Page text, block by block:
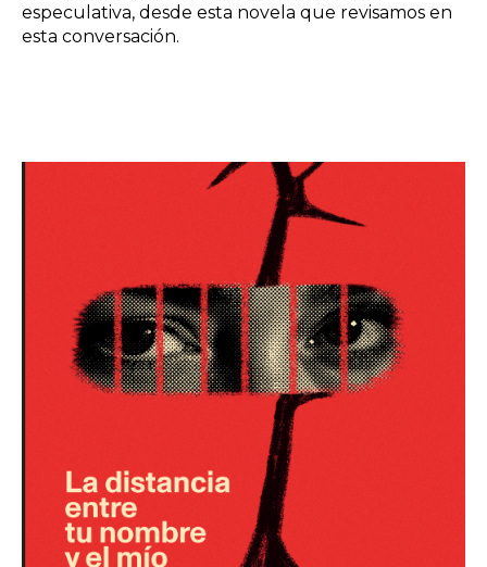
especulativa, desde esta novela que revisamos en
esta conversación.